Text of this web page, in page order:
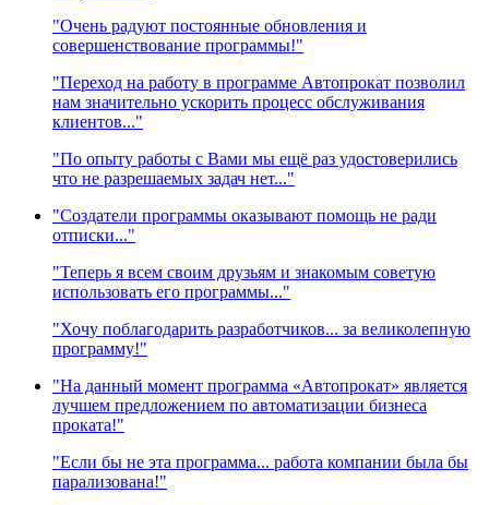
"Очень радуют постоянные обновления и
совершенствование программы!"
"Переход на работу в программе Автопрокат позволил
нам значительно ускорить процесс обслуживания
клиентов..."
"По опыту работы с Вами мы ещё раз удостоверились
что не разрешаемых задач нет..."
"Создатели программы оказывают помощь не ради
отписки..."
"Теперь я всем своим друзьям и знакомым советую
использовать его программы..."
"Хочу поблагодарить разработчиков... за великолепную
программу!"
"На данный момент программа «Автопрокат» является
лучшем предложением по автоматизации бизнеса
проката!"
"Если бы не эта программа... работа компании была бы
парализована!"